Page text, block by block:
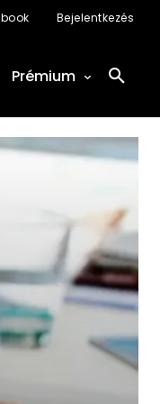
Bejelentkezés
Prémium